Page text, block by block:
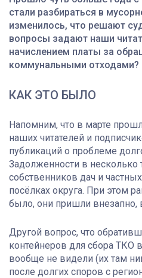
стали разбираться в
изменилось, что решают
вопросы задают наши
начислением платы за
коммунальными отходами?
КАК ЭТО БЫЛО
Напомним, что в марте
наших читателей и
публикаций о проблеме
Задолженности в несколько
собственников дач и
посёлках округа. При этом
было, они пришли внезапно,
Другой вопрос, что
контейнеров для сбора ТКО
вообще не видели (их там
после долгих споров с